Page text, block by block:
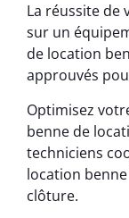
La réussite de
sur un
de location
approuvés
Optimisez
benne de
techniciens
location
clôture.